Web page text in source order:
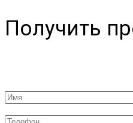
Получить